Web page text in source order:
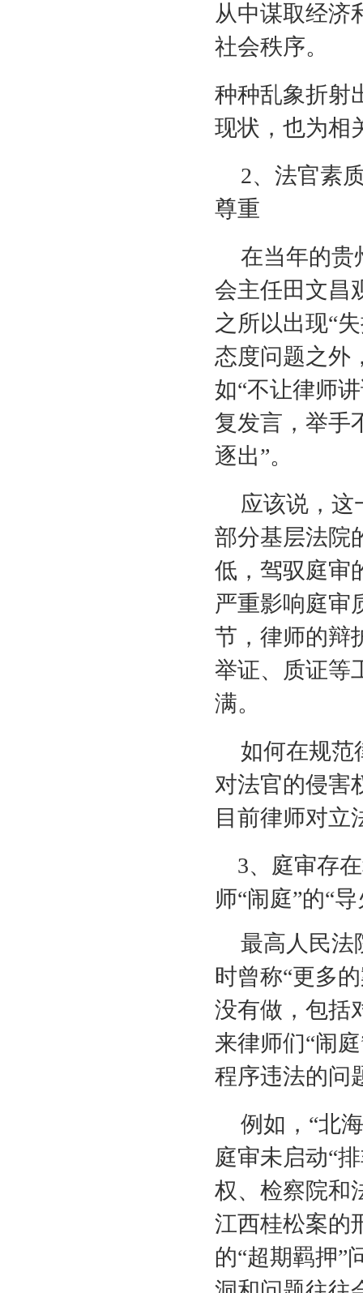
从中谋取经济
社会秩序。
种种乱象折射
现状，也为相
2、法官素
尊重
在当年的贵
会主任田文昌
之所以出现“
态度问题之外
如“不让律师
复发言，举手
逐出”。
应该说，这
部分基层法院
低，驾驭庭审
严重影响庭审
节，律师的辩
举证、质证等
满。
如何在规范
对法官的侵害
目前律师对立
3、庭审存
师“闹庭”的“
最高人民法
时曾称“更多
没有做，包括
来律师们“闹
程序违法的问
例如，“北
庭审未启动“
权、检察院和
江西桂松案的
的“超期羁押”